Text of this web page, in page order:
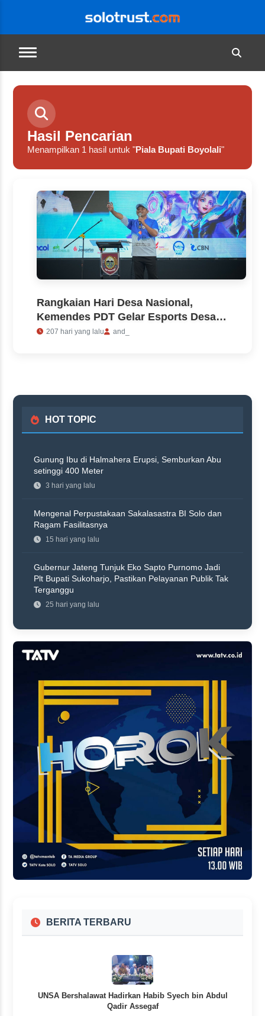
Hasil Pencarian
Menampilkan 1 hasil untuk "Piala Bupati Boyolali"
Rangkaian Hari Desa Nasional,
Kemendes PDT Gelar Esports Desa
Boyolali 2026
207 hari yang lalu and_
HOT TOPIC
Gunung Ibu di Halmahera Erupsi, Semburkan Abu
setinggi 400 Meter
3 hari yang lalu
Mengenal Perpustakaan Sakalasastra BI Solo dan
Ragam Fasilitasnya
15 hari yang lalu
Gubernur Jateng Tunjuk Eko Sapto Purnomo Jadi
Plt Bupati Sukoharjo, Pastikan Pelayanan Publik Tak
Terganggu
25 hari yang lalu
BERITA TERBARU
UNSA Bershalawat Hadirkan Habib Syech bin Abdul
Qadir Assegaf